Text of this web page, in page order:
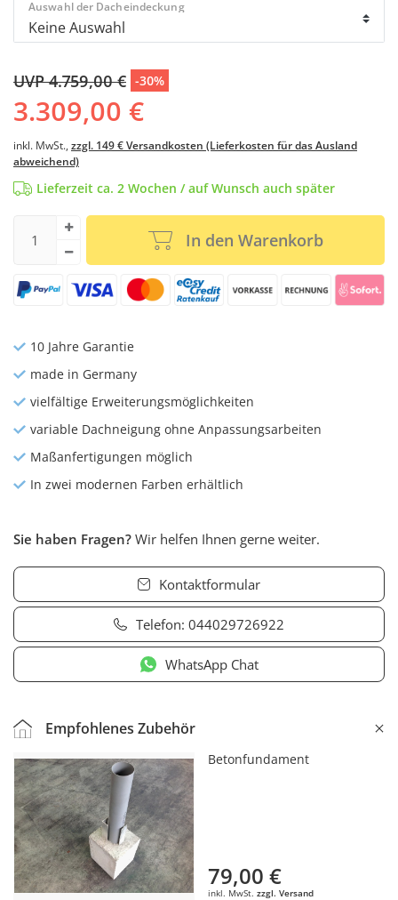
Auswahl der Dacheindeckung
UVP 4.759,00 € -30%
3.309,00 €
inkl. MwSt., zzgl. 149 € Versandkosten (Lieferkosten für das Ausland
abweichend)
Lieferzeit ca. 2 Wochen / auf Wunsch auch später
In den Warenkorb
10 Jahre Garantie
made in Germany
vielfältige Erweiterungsmöglichkeiten
variable Dachneigung ohne Anpassungsarbeiten
Maßanfertigungen möglich
In zwei modernen Farben erhältlich
Sie haben Fragen? Wir helfen Ihnen gerne weiter.
Kontaktformular
Telefon: 044029726922
WhatsApp Chat
Empfohlenes Zubehör
Betonfundament
79,00 €
inkl. MwSt. zzgl. Versand